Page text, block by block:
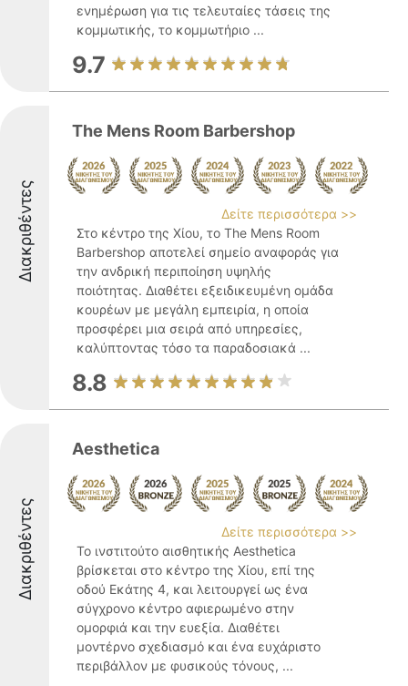
ενημέρωση για τις τελευταίες τάσεις της
κομμωτικής, το κομμωτήριο ...
9.7
Διακριθέντες
The Mens Room Barbershop
Δείτε περισσότερα >>
Στο κέντρο της Χίου, το The Mens Room
Barbershop αποτελεί σημείο αναφοράς για
την ανδρική περιποίηση υψηλής
ποιότητας. Διαθέτει εξειδικευμένη ομάδα
κουρέων με μεγάλη εμπειρία, η οποία
προσφέρει μια σειρά από υπηρεσίες,
καλύπτοντας τόσο τα παραδοσιακά ...
8.8
Διακριθέντες
Aesthetica
Δείτε περισσότερα >>
Το ινστιτούτο αισθητικής Aesthetica
βρίσκεται στο κέντρο της Χίου, επί της
οδού Εκάτης 4, και λειτουργεί ως ένα
σύγχρονο κέντρο αφιερωμένο στην
ομορφιά και την ευεξία. Διαθέτει
μοντέρνο σχεδιασμό και ένα ευχάριστο
περιβάλλον με φυσικούς τόνους, ...